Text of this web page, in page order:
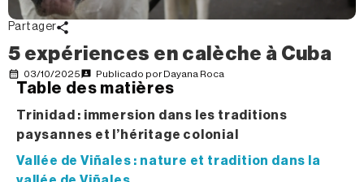
5 expériences en calèche à Cuba
Partager
03/10/2025 Publicado porDayana Roca
Table des matières
Trinidad : immersion dans les traditions
paysannes et l’héritage colonial
Vallée de Viñales : nature et tradition dans la